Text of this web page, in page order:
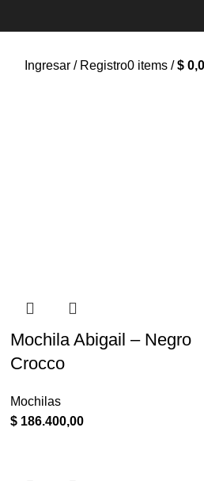
Ingresar / Registro0 items / $
Mochila Abigail – Negro
Crocco
Mochilas
$186.400,00